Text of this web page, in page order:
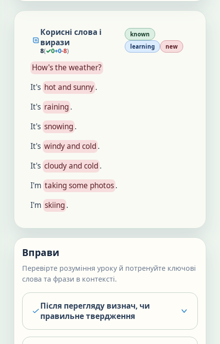
Корисні слова і
вирази
8(✓0+0-8)
known
learning
new
How's the weather?
It's hot and sunny.
It's raining.
It's snowing.
It's windy and cold.
It's cloudy and cold.
I'm taking some photos.
I'm skiing.
Вправи
Перевірте розуміння уроку й потренуйте ключові
слова та фрази в контексті.
Після перегляду визнач, чи
правильне твердження